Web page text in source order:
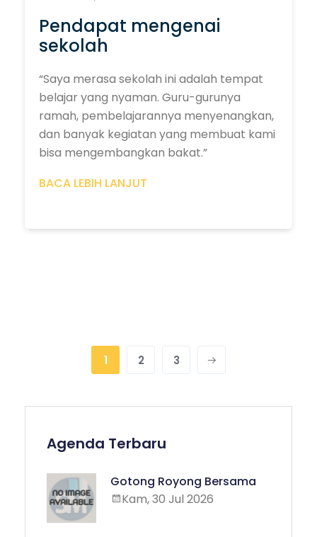
Pendapat mengenai
sekolah
“Saya merasa sekolah ini adalah tempat
belajar yang nyaman. Guru-gurunya
ramah, pembelajarannya menyenangkan,
dan banyak kegiatan yang membuat kami
bisa mengembangkan bakat.”
BACA LEBIH LANJUT
1 2 3
Agenda Terbaru
Gotong Royong Bersama
Kam, 30 Jul 2026